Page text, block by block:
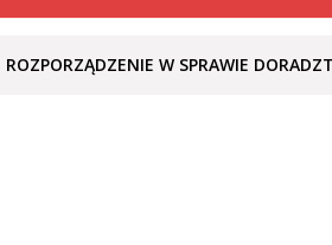
ROZPORZĄDZENIE W SPRAWIE